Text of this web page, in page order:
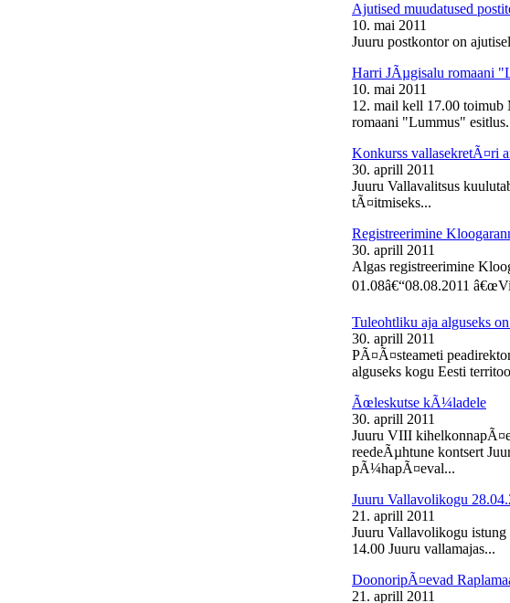
Ajutised muudatused
10. mai 2011
Juuru postkontor on
Harri JÃµgisalu romaani
10. mai 2011
12. mail kell 17.00 toimub
romaani "Lummus"
Konkurss vallasekretÃ¤ri
30. aprill 2011
Juuru Vallavalitsus
tÃ¤itmiseks...
Registreerimine
30. aprill 2011
Algas registreerimine
01.08â€“08.08.2011
Tuleohtliku aja alguseks
30. aprill 2011
PÃ¤Ã¤steameti
alguseks kogu Eesti
Ãœleskutse kÃ¼ladele
30. aprill 2011
Juuru VIII
reedeÃµhtune kontsert
pÃ¼hapÃ¤eval...
Juuru Vallavolikogu
21. aprill 2011
Juuru Vallavolikogu
14.00 Juuru vallamajas...
DoonoripÃ¤evad
21. aprill 2011